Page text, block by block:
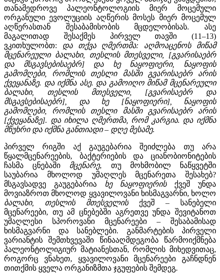
თანამედროვე პალეონტოლოგიის მიერ მოცემული
ორგანული ევოლუციის აღწერის მოსეს მიერ მოცემულ
აღწერასთან შესაბამისობის მცდელობისას. ასე
მაგალითად შესაქმეს პირველ თავში (11–13)
ვკითხულობთ: და თქვა ღმერთმა: აღმოაცენოს მიწამ
მცენარეული ბალახი, თესლის მთესველი, [გვარისაებრ
და მსგავსებისაებრ] და ხე ნაყოფიერი, ნაყოფის
გამომღები, რომლის თესლი მასში გვარისაებრ არის
ქვეყანაზე. და იქმნა ასე. და გამოიღო მიწამ მცენარეული
ბალახი, თესლის მთესველი, [გვარისაებრ და
მსგავსებისაებრ], და ხე [ნაყოფიერი], ნაყოფის
გამომღები, რომლის თესლი მასში გვარისაებრ არის
[ქვეყანაზე]. და იხილა ღმერთმა, რომ კარგია. და იქმნა
მწუხრი და იქმნა განთიადი – დღე მესამე.
პირველ რიგში აქ გაუგებარია შეიძლება თუ არა
წყალმცენარეების, ბაქტერიების და ციანობიონიტების
ჩასმა ცნებაში მცენარე, თუ მოხმობილ ნაწყვეტში
საუბარია მხოლოდ უმაღლეს მცენარეთა შესახებ?
მსგავსადვე გაუგებარია ხე ნაყოფიერის ქვეშ უნდა
მოვიაზროთ მხოლოდ ყვავილოვანი ხისმაგვარნი, ხოლო
ბალახი, თესლის მთესველის ქვეშ – სანებელი
მცენარეები, თუ ამ ცნებებში აგრეთვე უნდა შევიტანოთ
უმაღლესი სპოროვანი მცენარეები – შესაბამისად
ხისმაგვარნი და სანებლები. განმარტების პირველი
ვარიანტის შემთხვევაში წინააღმდეგობა წარმოიქმნება
პალეონტოლიგიურ მატიანესთან, რომლის მიხედვითაც,
როგორც ვნახეთ, ყვავილოვანი მცენარეები გაჩნდნენ
თითქმის ყველა ორგანიზმთა ჯგუფების შემდეგ.